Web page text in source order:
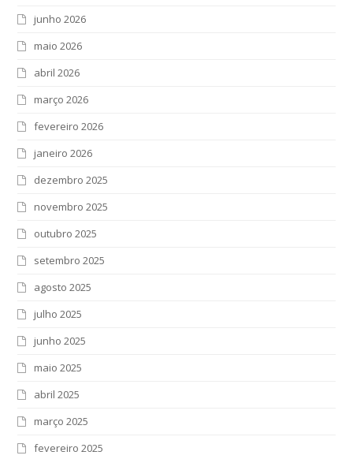
junho 2026
maio 2026
abril 2026
março 2026
fevereiro 2026
janeiro 2026
dezembro 2025
novembro 2025
outubro 2025
setembro 2025
agosto 2025
julho 2025
junho 2025
maio 2025
abril 2025
março 2025
fevereiro 2025